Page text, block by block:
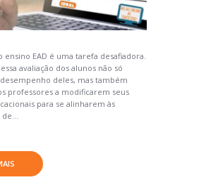
ensino EAD é uma tarefa desafiadora.
avaliação dos alunos não só
deles, mas também
professores a modificarem seus
para se alinharem às